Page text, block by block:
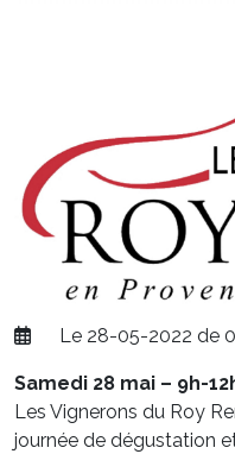
Le 28-05-2022 de
Samedi 28 mai – 9h-
Les Vignerons du Roy
journée de dégustation